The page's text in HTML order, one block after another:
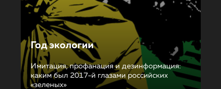
Год экологии
Имитация, профанация и дезинформация:
каким был 2017-й глазами российских
«зеленых»